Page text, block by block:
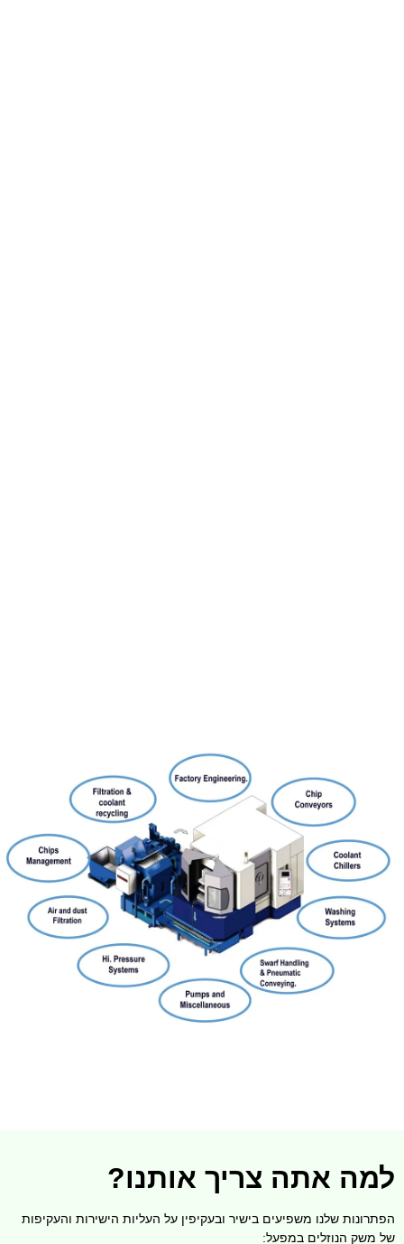
למה אתה צריך אותנו?
הפתרונות שלנו משפיעים בישיר ובעקיפין על העליות הישירות והעקיפות
של משק הנוזלים במפעל: